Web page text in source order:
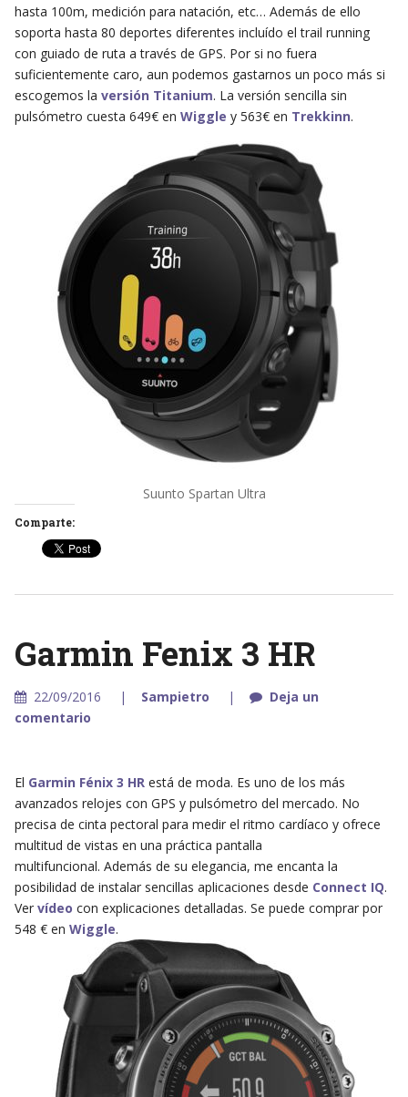
hasta 100m, medición para natación, etc… Además de ello
soporta hasta 80 deportes diferentes incluído el trail running
con guiado de ruta a través de GPS. Por si no fuera
suficientemente caro, aun podemos gastarnos un poco más si
escogemos la versión Titanium. La versión sencilla sin
pulsómetro cuesta 649€ en Wiggle y 563€ en Trekkinn.
Suunto Spartan Ultra
Comparte:
Garmin Fenix 3 HR
22/09/2016 Sampietro
Deja un
comentario
El Garmin Fénix 3 HRestá de moda. Es uno de los más
avanzados relojes con GPS y pulsómetro del mercado. No
precisa de cinta pectoral para medir el ritmo cardíaco y ofrece
multitud de vistas en una práctica pantalla
multifuncional. Además de su elegancia, me encanta la
posibilidad de instalar sencillas aplicaciones desde Connect IQ.
Ver vídeo con explicaciones detalladas. Se puede comprar por
548 € en Wiggle.